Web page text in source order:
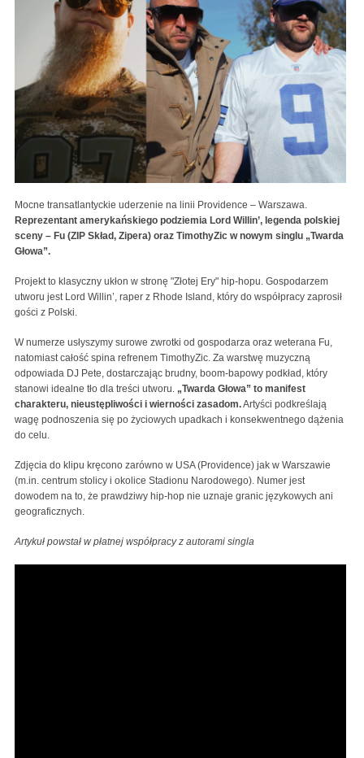
Mocne transatlantyckie uderzenie na linii Providence – Warszawa.
Reprezentant amerykańskiego podziemia Lord Willin’, legenda polskiej
sceny – Fu (ZIP Skład, Zipera) oraz TimothyZic w nowym singlu „Twarda
Głowa”.
Projekt to klasyczny ukłon w stronę "Złotej Ery" hip-hopu. Gospodarzem
utworu jest Lord Willin’, raper z Rhode Island, który do współpracy zaprosił
gości z Polski.
W numerze usłyszymy surowe zwrotki od gospodarza oraz weterana Fu,
natomiast całość spina refrenem TimothyZic. Za warstwę muzyczną
odpowiada DJ Pete, dostarczając brudny, boom-bapowy podkład, który
stanowi idealne tło dla treści utworu. „Twarda Głowa” to manifest
charakteru, nieustępliwości i wierności zasadom.Artyści podkreślają
wagę podnoszenia się po życiowych upadkach i konsekwentnego dążenia
do celu.
Zdjęcia do klipu kręcono zarówno w USA (Providence) jak w Warszawie
(m.in. centrum stolicy i okolice Stadionu Narodowego). Numer jest
dowodem na to, że prawdziwy hip-hop nie uznaje granic językowych ani
geograficznych.
Artykuł powstał w płatnej współpracy z autorami singla